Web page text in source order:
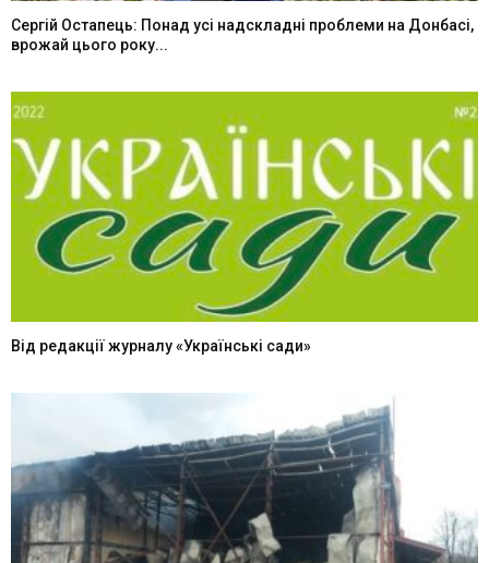
Сергій Остапець: Понад усі надскладні проблеми на Донбасі,
врожай цього року...
Від редакції журналу «Українські сади»